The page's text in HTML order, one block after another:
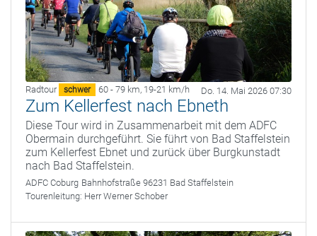
Radtour schwer 60 - 79 km, 19-21 km/h Do. 14. Mai 2026 07:30
Zum Kellerfest nach Ebneth
Diese Tour wird in Zusammenarbeit mit dem ADFC
Obermain durchgeführt. Sie führt von Bad Staffelstein
zum Kellerfest Ebnet und zurück über Burgkunstadt
nach Bad Staffelstein.
ADFC Coburg Bahnhofstraße 96231 Bad Staffelstein
Tourenleitung: Herr Werner Schober